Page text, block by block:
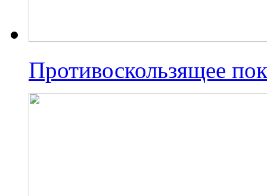
Противоскользящее